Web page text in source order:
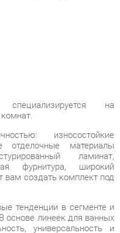
материалы
ламинат,
создать комплект под
тенденции в сегменте и
линеек для ванных
универсальность и
вам подобрать
изделия для ванных